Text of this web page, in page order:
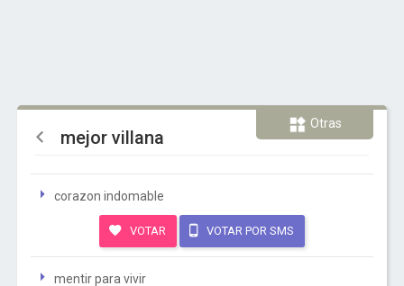
Otras
mejor villana
corazon indomable
VOTAR VOTAR POR SMS
mentir para vivir